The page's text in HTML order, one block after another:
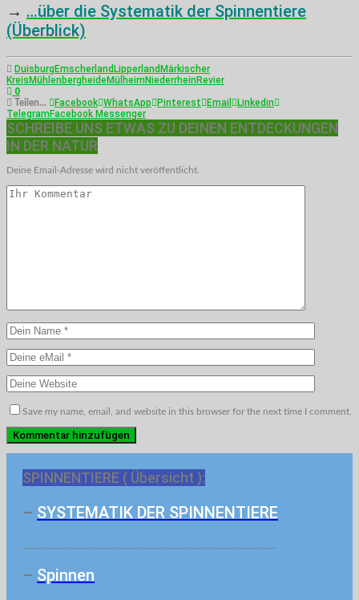
→ …über die Systematik der Spinnentiere
(Überblick)
DuisburgEmscherland Lipperland Märkischer
Kreis Mühlenbergheide MülheimNiederrheinRevier
0
Teilen... Facebook WhatsApp Pinterest Email
Linkedin
TelegramFacebook Messenger
SCHREIBE UNS ETWAS ZU DEINEN ENTDECKUNGEN
IN DER NATUR
Deine Email-Adresse wird nicht veröffentlicht.
Save my name, email, and website in this browser for the next time I comment.
SPINNENTIERE ( Übersicht ):
– SYSTEMATIK DER SPINNENTIERE
– Spinnen